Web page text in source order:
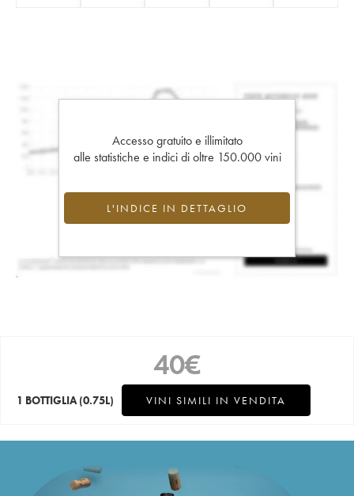
Accesso gratuito e illimitato
alle statistiche e indici di oltre 150.000 vini
L'INDICE IN DETTAGLIO
40€
1 BOTTIGLIA (0.75L) VINI SIMILI IN VENDITA